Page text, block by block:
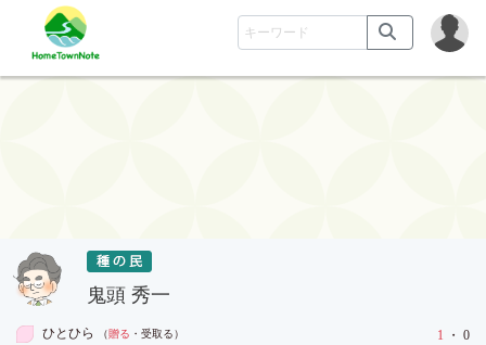
鬼頭 秀一
ひとひら （贈る ・受取る） 1 ・ 0